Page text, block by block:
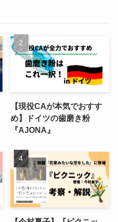
【現役CAが本気でおすす
め】ドイツの歯磨き粉
『AJONA』